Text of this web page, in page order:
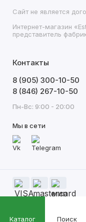
Каталог Поиск
Сайт не является
Интернет-магазин
представитель
Контакты
8 (905) 300-10-50
8 (846) 267-10-50
Пн-Вс: 9:00 - 20:00
Мы в сети